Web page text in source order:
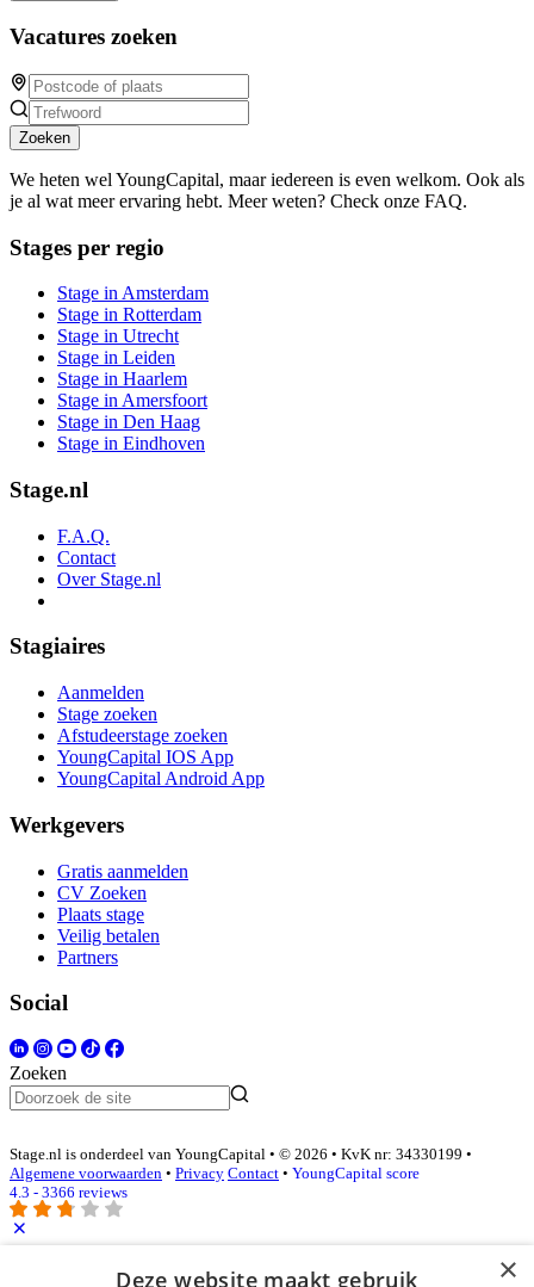
Vacatures zoeken
Zoeken
We heten wel YoungCapital, maar iedereen is even welkom. Ook als
je al wat meer ervaring hebt. Meer weten? Check onze FAQ.
Stages per regio
Stage in Amsterdam
Stage in Rotterdam
Stage in Utrecht
Stage in Leiden
Stage in Haarlem
Stage in Amersfoort
Stage in Den Haag
Stage in Eindhoven
Stage.nl
F.A.Q.
Contact
Over Stage.nl
Stagiaires
Aanmelden
Stage zoeken
Afstudeerstage zoeken
YoungCapital IOS App
YoungCapital Android App
Werkgevers
Gratis aanmelden
CV Zoeken
Plaats stage
Veilig betalen
Partners
Social
Zoeken
Stage.nl is onderdeel van YoungCapital • © 2026 • KvK nr: 34330199 •
Algemene voorwaarden • Privacy Contact • YoungCapital score
4.3 - 3366 reviews
Inloggen als bedrijf ×
Deze website maakt gebruik